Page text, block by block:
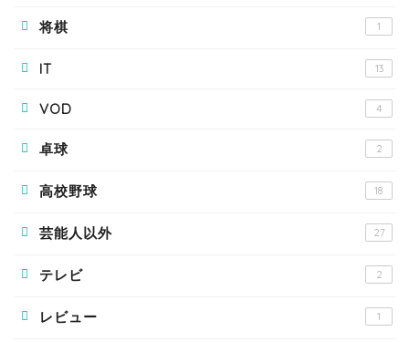
将棋 1
IT 13
VOD 4
卓球 2
高校野球 18
芸能人以外 27
テレビ 2
レビュー 1